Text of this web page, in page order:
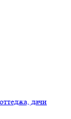
дачи